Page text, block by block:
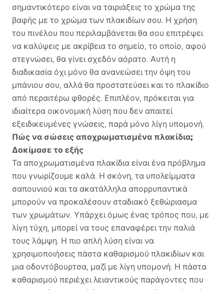
σημαντικότερο είναι να ταιριάξεις το χρώμα της
βαφής με το χρώμα των πλακιδίων σου. Η χρήση
του πινέλου που περιλαμβάνεται θα σου επιτρέψει
να καλύψεις με ακρίβεια το σημείο, το οποίο, αφού
στεγνώσει, θα γίνει σχεδόν αόρατο. Αυτή η
διαδικασία όχι μόνο θα ανανεώσει την όψη του
μπάνιου σου, αλλά θα προστατεύσει και το πλακίδιο
από περαιτέρω φθορές. Επιπλέον, πρόκειται για
ιδιαίτερα οικονομική λύση που δεν απαιτεί
εξειδικευμένες γνώσεις, παρά μόνο λίγη υπομονή.
Πώς να σώσεις αποχρωματισμένα πλακίδια;
Δοκίμασε το εξής
Τα αποχρωματισμένα πλακίδια είναι ένα πρόβλημα
που γνωρίζουμε καλά. Η σκόνη, τα υπολείμματα
σαπουνιού και τα ακατάλληλα απορρυπαντικά
μπορούν να προκαλέσουν σταδιακό ξεθώριασμα
των χρωμάτων. Υπάρχει όμως ένας τρόπος που, με
λίγη τύχη, μπορεί να τους επαναφέρει την παλιά
τους λάμψη. Η πιο απλή λύση είναι να
χρησιμοποιήσεις πάστα καθαρισμού πλακιδίων και
μια οδοντόβουρτσα, μαζί με λίγη υπομονή. Η πάστα
καθαρισμού περιέχει λειαντικούς παράγοντες που